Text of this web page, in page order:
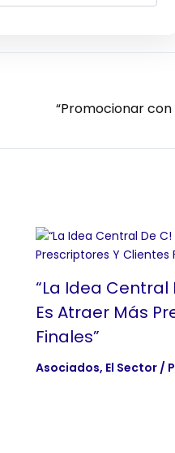
“La Idea Central
Es Atraer Más
Finales”
Asociados, El Sector /